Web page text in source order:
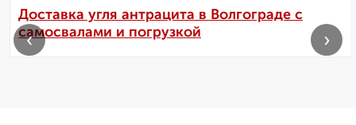
Доставка угля антрацита в Волгограде с
самосвалами и погрузкой
‹ ›